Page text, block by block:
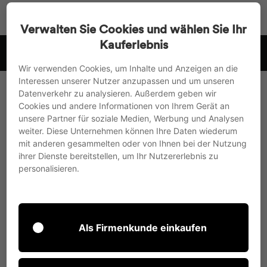
Accédez
au
Verwalten Sie Cookies und wählen Sie Ihr
Kauferlebnis
Wir verwenden Cookies, um Inhalte und Anzeigen an die
Interessen unserer Nutzer anzupassen und um unseren
Datenverkehr zu analysieren. Außerdem geben wir
Cookies und andere Informationen von Ihrem Gerät an
unsere Partner für soziale Medien, Werbung und Analysen
weiter. Diese Unternehmen können Ihre Daten wiederum
mit anderen gesammelten oder von Ihnen bei der Nutzung
ihrer Dienste bereitstellen, um Ihr Nutzererlebnis zu
personalisieren.
Als Firmenkunde einkaufen
le
diaporama
Paiement à l'avance avec 3% de réduction ou achat sur facture